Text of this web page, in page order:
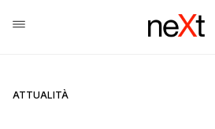
ATTUALITÀ